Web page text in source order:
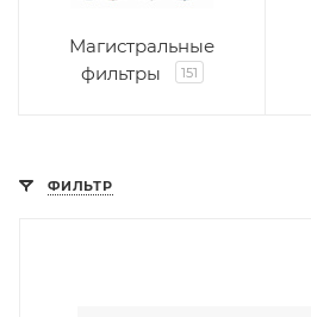
Магистральные
фильтры
151
ФИЛЬТР